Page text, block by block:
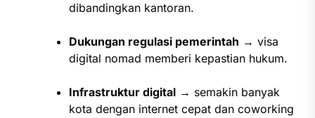
dibandingkan kantoran.
Dukungan regulasi pemerintah → visa
digital nomad memberi kepastian hukum.
Infrastruktur digital→ semakin banyak
kota dengan internet cepat dan coworking